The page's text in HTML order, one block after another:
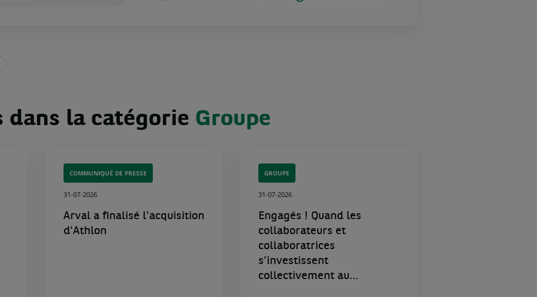
dans la catégorie Groupe
COMMUNIQUÉ DE PRESSE
31-07-2026
Arval a finalisé l'acquisition
d'Athlon
GROUPE
31-07-2026
Engagés ! Quand les
collaborateurs et
collaboratrices
s’investissent
collectivement au...